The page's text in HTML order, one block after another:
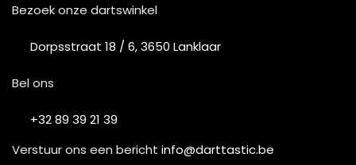
Bezoek onze dartswinkel
Dorpsstraat 18 / 6, 3650 Lanklaar
Bel ons
+32 89 39 21 39
Verstuur ons een bericht info@darttastic.be